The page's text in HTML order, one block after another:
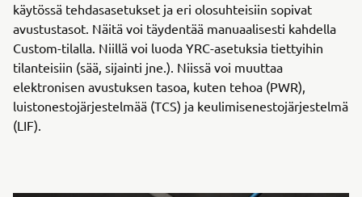
käytössä tehdasasetukset ja eri olosuhteisiin sopivat
avustustasot. Näitä voi täydentää manuaalisesti kahdella
Custom-tilalla. Niillä voi luoda YRC-asetuksia tiettyihin
tilanteisiin (sää, sijainti jne.). Niissä voi muuttaa
elektronisen avustuksen tasoa, kuten tehoa (PWR),
luistonestojärjestelmää (TCS) ja keulimisenestojärjestelmä
(LIF).